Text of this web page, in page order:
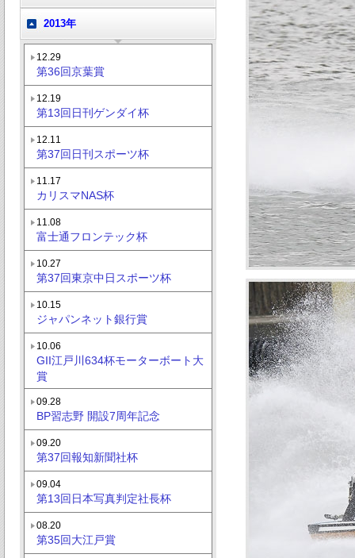
2013年
12.29
第36回京葉賞
12.19
第13回日刊ゲンダイ杯
12.11
第37回日刊スポーツ杯
11.17
カリスマNAS杯
11.08
富士通フロンテック杯
10.27
第37回東京中日スポーツ杯
10.15
ジャパンネット銀行賞
10.06
GII江戸川634杯モーターボート大
賞
09.28
BP習志野 開設7周年記念
09.20
第37回報知新聞社杯
09.04
第13回日本写真判定社長杯
08.20
第35回大江戸賞